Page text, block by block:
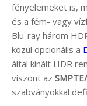
fényelemeket is,
és a fém- vagy
Blu-ray három
közül opcionális a
által kínált HDR
viszont az
szabványokkal